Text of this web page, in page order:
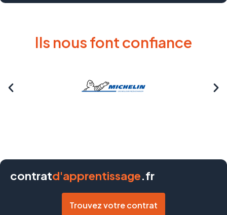
Ils nous font confiance
contratd'apprentissage.fr
Trouvez votre contrat